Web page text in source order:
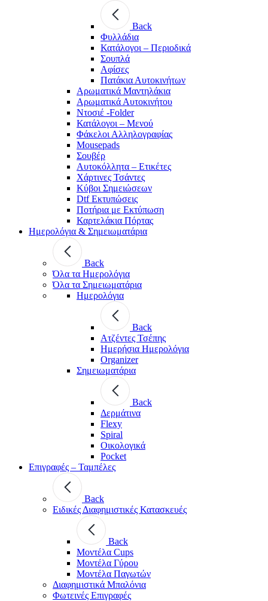
Back
Φυλλάδια
Κατάλογοι – Περιοδικά
Σουπλά
Αφίσες
Πατάκια Αυτοκινήτων
Αρωματικά Μαντηλάκια
Αρωματικά Αυτοκινήτου
Ντοσιέ -Folder
Κατάλογοι – Μενού
Φάκελοι Αλληλογραφίας
Mousepads
Σουβέρ
Αυτοκόλλητα – Ετικέτες
Χάρτινες Τσάντες
Κύβοι Σημειώσεων
Dtf Εκτυπώσεις
Ποτήρια με Εκτύπωση
Καρτελάκια Πόρτας
Ημερολόγια & Σημειωματάρια
Back
Όλα τα Ημερολόγια
Όλα τα Σημειωματάρια
Ημερολόγια
Back
Ατζέντες Τσέπης
Ημερήσια Ημερολόγια
Organizer
Σημειωματάρια
Back
Δερμάτινα
Flexy
Spiral
Οικολογικά
Pocket
Επιγραφές – Ταμπέλες
Back
Ειδικές Διαφημιστικές Κατασκευές
Back
Μοντέλα Cups
Μοντέλα Γύρου
Μοντέλα Παγωτών
Διαφημιστικά Μπαλόνια
Φωτεινές Επιγραφές